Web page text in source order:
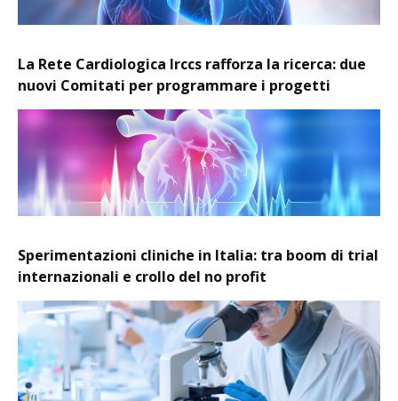
La Rete Cardiologica Irccs rafforza la ricerca: due
nuovi Comitati per programmare i progetti
Sperimentazioni cliniche in Italia: tra boom di trial
internazionali e crollo del no profit